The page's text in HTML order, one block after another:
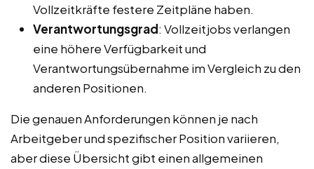
Vollzeitkräfte festere Zeitpläne haben.
Verantwortungsgrad: Vollzeitjobs verlangen
eine höhere Verfügbarkeit und
Verantwortungsübernahme im Vergleich zu den
anderen Positionen.
Die genauen Anforderungen können je nach
Arbeitgeber und spezifischer Position variieren,
aber diese Übersicht gibt einen allgemeinen